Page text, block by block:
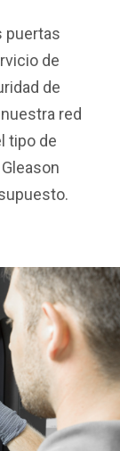
puertas
de
de
red
tipo de